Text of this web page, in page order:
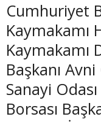
Cumhuriyet
Kaymakamı
Kaymakamı
Başkanı
Sanayi
Borsası